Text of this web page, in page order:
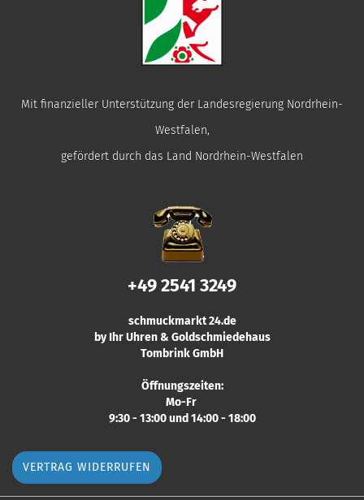
Mit finanzieller Unterstützung der Landesregierung Nordrhein-
Westfalen,
gefördert durch das Land Nordrhein-Westfalen
+49 2541 3249
schmuckmarkt 24.de
by Ihr Uhren & Goldschmiedehaus
Tombrink GmbH
Öffnungszeiten:
Mo-Fr
9:30 - 13:00 und 14:00 - 18:00
VERTRAG WIDERRUFEN